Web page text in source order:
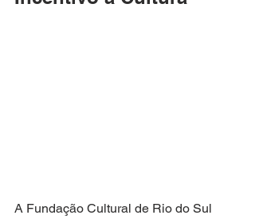
A Fundação Cultural de Rio do Sul